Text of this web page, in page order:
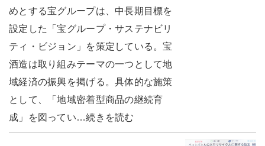
めとする宝グループは、中長期目標を
設定した「宝グループ・サステナビリ
ティ・ビジョン」を策定している。宝
酒造は取り組みテーマの一つとして地
域経済の振興を掲げる。具体的な施策
として、「地域密着型商品の継続育
成」を図ってい…続きを読む